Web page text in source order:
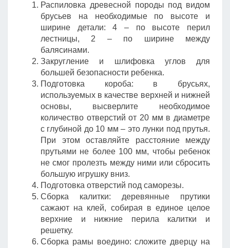
Распиловка древесной породы под видом
брусьев на необходимые по высоте и
ширине детали: 4 – по высоте перил
лестницы, 2 – по ширине между
балясинами.
Закругление и шлифовка углов для
большей безопасности ребенка.
Подготовка короба: в брусьях,
используемых в качестве верхней и нижней
основы, высверлите необходимое
количество отверстий от 20 мм в диаметре
с глубиной до 10 мм – это лунки под прутья.
При этом оставляйте расстояние между
прутьями не более 100 мм, чтобы ребенок
не смог пролезть между ними или сбросить
большую игрушку вниз.
Подготовка отверстий под саморезы.
Сборка калитки: деревянные прутики
сажают на клей, собирая в единое целое
верхние и нижние перила калитки и
решетку.
Сборка рамы воедино: сложите дверцу на